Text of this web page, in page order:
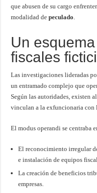
que abusen de su cargo
modalidad depeculado.
Un
fiscales
Las investigaciones lideradas
un entramado complejo que
Según las autoridades, existen
vinculan a la exfuncionaria con
El modus operandi se centraba
El reconocimiento irregular
e instalación de equipos
La creación de beneficios
empresas.